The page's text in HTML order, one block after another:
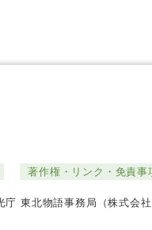
著作権・リンク・免責事
東北物語事務局（株式会